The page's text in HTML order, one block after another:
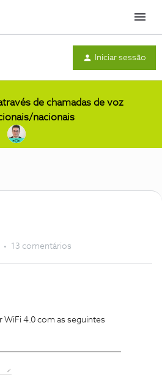
Menu
Iniciar sessão
de chamadas de voz
nacionais
13 comentários
WiFi 4.0 com as seguintes